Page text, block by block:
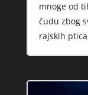
mnoge od
čudu zbog
rajskih